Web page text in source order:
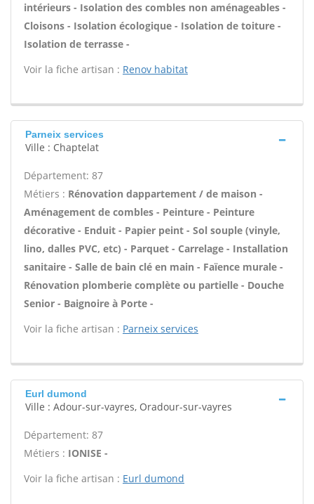
intérieurs - Isolation des combles non aménageables -
Cloisons - Isolation écologique - Isolation de toiture -
Isolation de terrasse -
Voir la fiche artisan : Renov habitat
Parneix services
Ville : Chaptelat
Département: 87
Métiers : Rénovation dappartement / de maison -
Aménagement de combles - Peinture - Peinture
décorative - Enduit - Papier peint - Sol souple (vinyle,
lino, dalles PVC, etc) - Parquet - Carrelage - Installation
sanitaire - Salle de bain clé en main - Faïence murale -
Rénovation plomberie complète ou partielle - Douche
Senior - Baignoire à Porte -
Voir la fiche artisan : Parneix services
Eurl dumond
Ville : Adour-sur-vayres, Oradour-sur-vayres
Département: 87
Métiers : IONISE -
Voir la fiche artisan : Eurl dumond